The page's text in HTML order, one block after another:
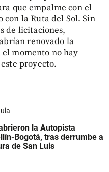
que empalme con el
la Ruta del Sol. Sin
de licitaciones,
renovado la
momento no hay
proyecto.
la Autopista
Bogotá, tras derrumbe a
de San Luis